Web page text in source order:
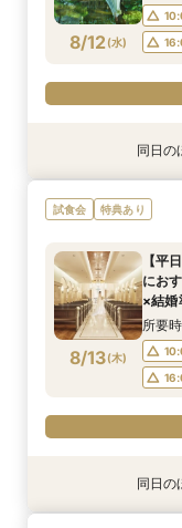
8/12(水)
特典あり
8/12(水)
【美
臨む
所要
同日の
試食会 特典あり
8/13(木)
【平
にお
×結婚
所要
特典あり同日の